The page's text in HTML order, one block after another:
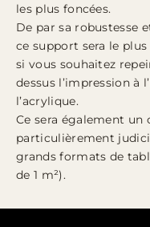
les plus foncées.
De par sa robustesse
ce support sera le
si vous souhaitez
dessus l’impression à
l’acrylique.
Ce sera également un
particulièrement
grands formats de
de 1 m²).